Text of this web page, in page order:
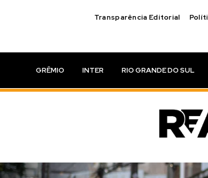
Transparência Editorial
GRÊMIO INTER RIO GRANDE DO SUL